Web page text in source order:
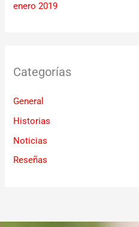
enero 2019
Categorías
General
Historias
Noticias
Reseñas